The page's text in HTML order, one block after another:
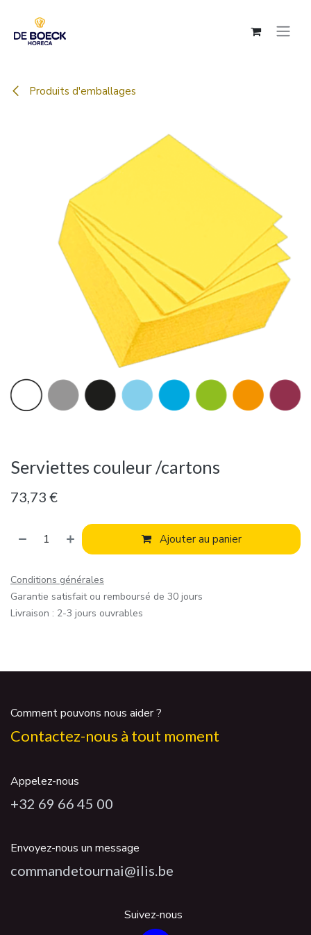
Produits d'emballages
Serviettes couleur /cartons
73,73 €
Ajouter au panier
Conditions générales
Garantie satisfait ou remboursé de 30 jours
Livraison : 2-3 jours ouvrables
Comment pouvons nous aider ?
Contactez-nous à tout moment
Appelez-nous
+32 69 66 45 00
Envoyez-nous un message
commandetournai@ilis.be
Suivez-nous